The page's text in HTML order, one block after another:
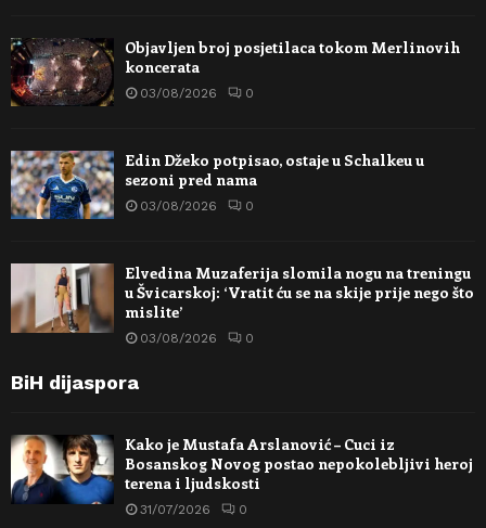
Objavljen broj posjetilaca tokom Merlinovih
koncerata
03/08/2026 0
Edin Džeko potpisao, ostaje u Schalkeu u
sezoni pred nama
03/08/2026 0
Elvedina Muzaferija slomila nogu na treningu
u Švicarskoj: ‘Vratit ću se na skije prije nego što
mislite’
03/08/2026 0
BiH dijaspora
Kako je Mustafa Arslanović – Cuci iz
Bosanskog Novog postao nepokolebljivi heroj
terena i ljudskosti
31/07/2026 0